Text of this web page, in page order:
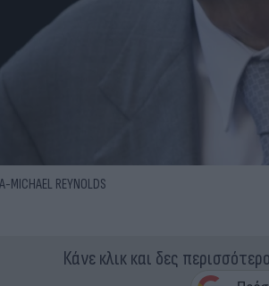
REYNOLDS
Κάνε κλικ και δες περισσότερο